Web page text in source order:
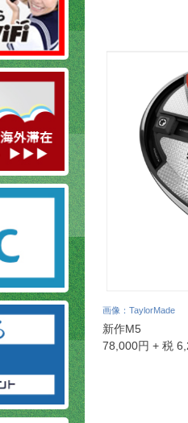
画像：TaylorMade
新作M5
78,000円 + 税